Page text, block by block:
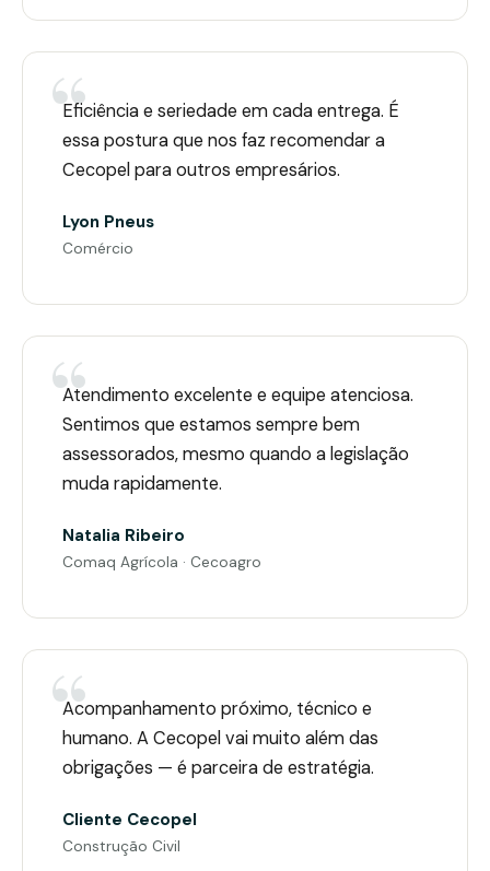
Eficiência e seriedade em cada entrega. É
essa postura que nos faz recomendar a
Cecopel para outros empresários.
Lyon Pneus
Comércio
Atendimento excelente e equipe atenciosa.
Sentimos que estamos sempre bem
assessorados, mesmo quando a legislação
muda rapidamente.
Natalia Ribeiro
Comaq Agrícola · Cecoagro
Acompanhamento próximo, técnico e
humano. A Cecopel vai muito além das
obrigações — é parceira de estratégia.
Cliente Cecopel
Construção Civil